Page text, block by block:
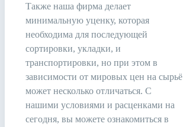
Также наша фирма делает
минимальную уценку, которая
необходима для последующей
сортировки, укладки, и
транспортировки, но при этом в
зависимости от мировых цен на сырьё
может несколько отличаться. С
нашими условиями и расценками на
сегодня, вы можете ознакомиться в